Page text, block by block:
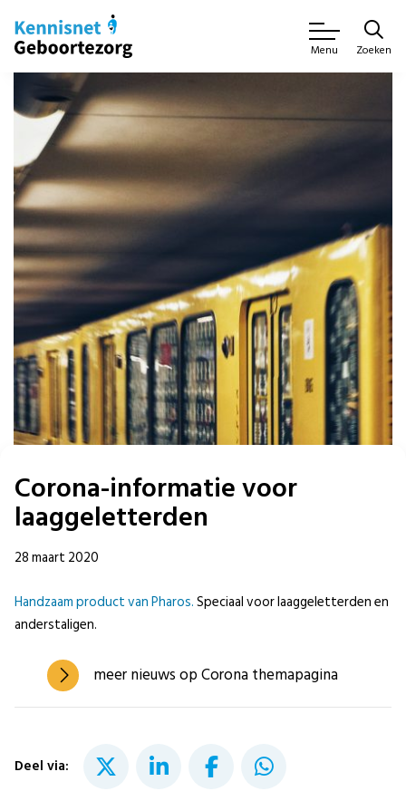
Menu Zoeken
Corona-informatie voor
laaggeletterden
28 maart 2020
Handzaam product van Pharos.Speciaal voor laaggeletterden en
anderstaligen.
meer nieuws op Corona themapagina
Deel via: